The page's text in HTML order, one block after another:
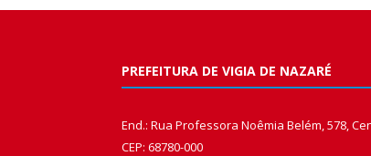
PREFEITURA DE VIGIA DE NAZARÉ
End.: Rua Professora Noêmia Belém, 578,
CEP: 68780-000